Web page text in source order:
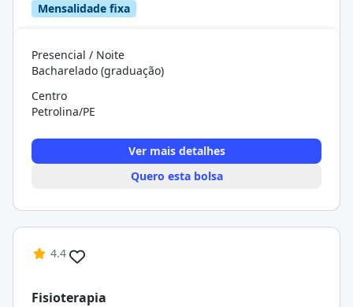
Mensalidade fixa
Presencial / Noite
Bacharelado (graduação)
Centro
Petrolina/PE
Ver mais detalhes
Quero esta bolsa
4.4
Fisioterapia